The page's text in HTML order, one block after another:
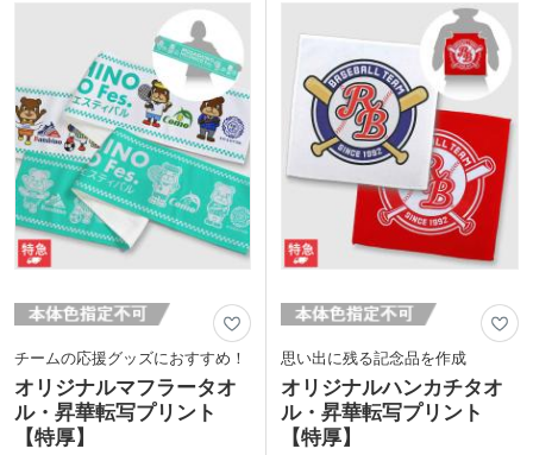
ジナルグッズに人気です。表示価格は印
刷代込みの格安価格！フルカラーのデザ
インも1色のデザインも同価格でご対
応。1枚からの小ロットでご注文いただ
けます。
さ張りにくい中厚タイプは日常使いに最
適です。表示価格は印刷代込みの格安価
格！フルカラーのデザインも1色のデザ
インも同価格でご対応。1枚からの小ロ
ットでご注文いただけます。
チームの応援グッズにおすすめ！
オリジナルマフラータオ
ル・昇華転写プリント
【特厚】
思い出に残る記念品を作成
オリジナルハンカチタオ
ル・昇華転写プリント
【特厚】